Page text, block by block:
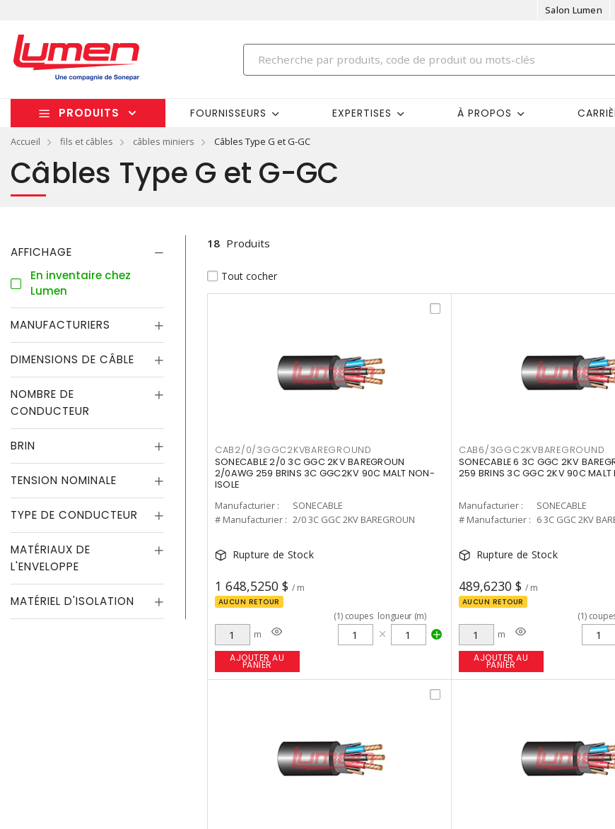
Salon Lumen
PRODUITS FOURNISSEURS EXPERTISES À PROPOS
Accueil fils et câbles câbles miniers Câbles Type G et G-GC
Câbles Type G et G-GC
AFFICHAGE
En inventaire chez
Lumen
MANUFACTURIERS
DIMENSIONS DE CÂBLE
NOMBRE DE
CONDUCTEUR
BRIN
TENSION NOMINALE
TYPE DE CONDUCTEUR
MATÉRIAUX DE
L'ENVELOPPE
MATÉRIEL D'ISOLATION
18 Produits
Tout cocher
CAB2/0/3GGC2KVBAREGROUND
SONECABLE 2/0 3C GGC 2KV BAREGROUN
2/0AWG 259 BRINS 3C GGC2KV 90C MALT NON-
ISOLE
Manufacturier :
SONECABLE
# Manufacturier : 2/0 3C GGC 2KV BAREGROUN
Rupture de Stock
1 648,5250 $ / m
AUCUN RETOUR
m
(1) coupes longueur (m)
AJOUTER AU
PANIER
CAB6/3GGC2KVBAREGROUND
SONECABLE 6 3C GGC 2KV
259 BRINS 3C GGC 2KV 90C MALT
Manufacturier :
SONECABLE
# Manufacturier : 6 3C GGC 2KV
Rupture de Stock
489,6230 $ / m
AUCUN RETOUR
m
(1)
AJOUTER AU
PANIER